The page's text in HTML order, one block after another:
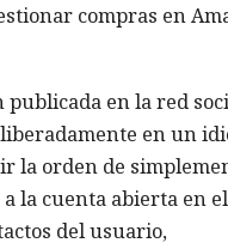
compras en
en la red
en un
la orden de
la cuenta abierta en el
del usuario,